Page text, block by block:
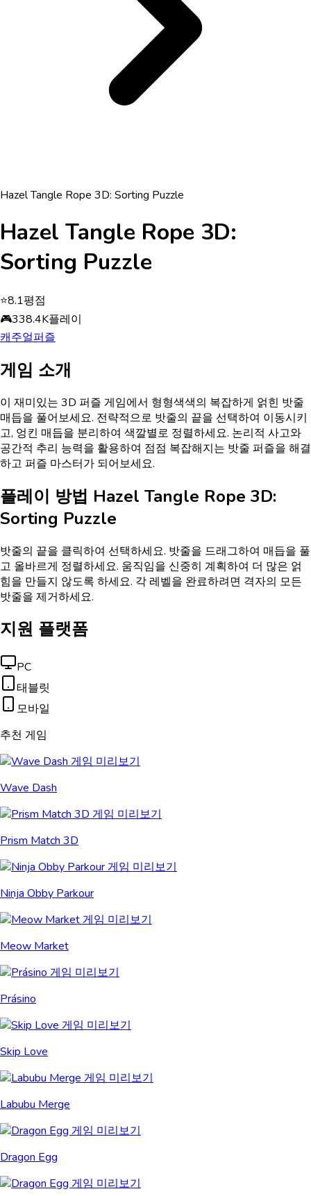
Hazel Tangle Rope 3D: Sorting Puzzle
Hazel Tangle Rope 3D:
Sorting Puzzle
⭐8.1평점
🎮338.4K플레이
캐주얼퍼즐
게임 소개
이 재미있는 3D 퍼즐 게임에서 형형색색의 복잡하게 얽힌 밧줄
매듭을 풀어보세요. 전략적으로 밧줄의 끝을 선택하여 이동시키
고, 엉킨 매듭을 분리하여 색깔별로 정렬하세요. 논리적 사고와
공간적 추리 능력을 활용하여 점점 복잡해지는 밧줄 퍼즐을 해결
하고 퍼즐 마스터가 되어보세요.
플레이 방법 Hazel Tangle Rope 3D:
Sorting Puzzle
밧줄의 끝을 클릭하여 선택하세요. 밧줄을 드래그하여 매듭을 풀
고 올바르게 정렬하세요. 움직임을 신중히 계획하여 더 많은 얽
힘을 만들지 않도록 하세요. 각 레벨을 완료하려면 격자의 모든
밧줄을 제거하세요.
지원 플랫폼
PC
태블릿
모바일
추천 게임
Wave Dash
Prism Match 3D
Ninja Obby Parkour
Meow Market
Prásino
Skip Love
Labubu Merge
Dragon Egg